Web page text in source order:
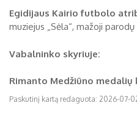
Egidijaus Kairio futbolo
muziejus „Sėla“, mažoji
Vabalninko skyriuje:
Rimanto Medžiūno
Paskutinį kartą redaguota: 2026-07-